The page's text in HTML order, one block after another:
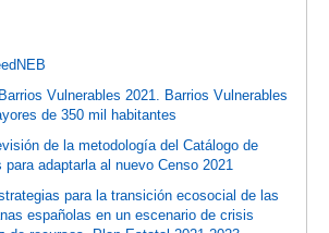
Vulnerables 2021. Barrios Vulnerables
de 350 mil habitantes
de la metodología del Catálogo de
para adaptarla al nuevo Censo 2021
para la transición ecosocial de las
españolas en un escenario de crisis